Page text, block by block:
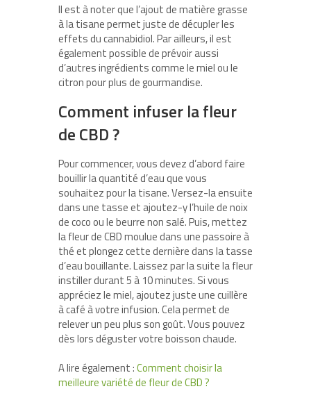
Il est à noter que l’ajout de matière grasse
à la tisane permet juste de décupler les
effets du cannabidiol. Par ailleurs, il est
également possible de prévoir aussi
d’autres ingrédients comme le miel ou le
citron pour plus de gourmandise.
Comment infuser la fleur
de CBD ?
Pour commencer, vous devez d’abord faire
bouillir la quantité d’eau que vous
souhaitez pour la tisane. Versez-la ensuite
dans une tasse et ajoutez-y l’huile de noix
de coco ou le beurre non salé. Puis, mettez
la fleur de CBD moulue dans une passoire à
thé et plongez cette dernière dans la tasse
d’eau bouillante. Laissez par la suite la fleur
instiller durant 5 à 10 minutes. Si vous
appréciez le miel, ajoutez juste une cuillère
à café à votre infusion. Cela permet de
relever un peu plus son goût. Vous pouvez
dès lors déguster votre boisson chaude.
A lire également :Comment choisir la
meilleure variété de fleur de CBD ?